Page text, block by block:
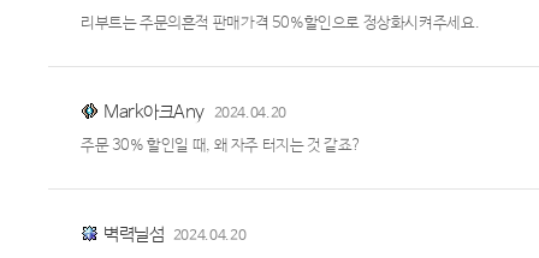
리부트는 주문의흔적 판매가격 50%할인으로 정상화시켜주세요.
Mark아크Any 2024.04.20
주문 30% 할인일 때, 왜 자주 터지는 것 같죠?
벽력닐섬 2024.04.20